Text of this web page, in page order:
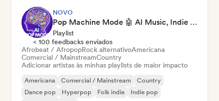
NOVO
Pop Machine Mode 🤖 AI Music, Indie Pop & Dream Pop
Playlist
< 100 feedbacks enviados
Afrobeat / AfropopRock alternativoAmericana
Comercial / MainstreamCountry
Adicionar artistas às minhas playlists de maior impacto
Americana Comercial / Mainstream
Country
Dance pop
Hyperpop Folk indie
Indie pop